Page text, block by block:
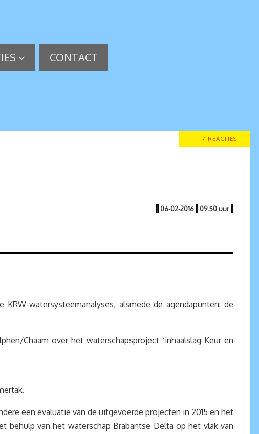
CONTACT
7 REACTIES
| 06-02-2016 | 09.50 uur |
watersysteemanalyses, alsmede de agendapunten: de
Chaam over het waterschapsproject ‘inhaalslag Keur en
een evaluatie van de uitgevoerde projecten in 2015 en het
behulp van het waterschap Brabantse Delta op het vlak van